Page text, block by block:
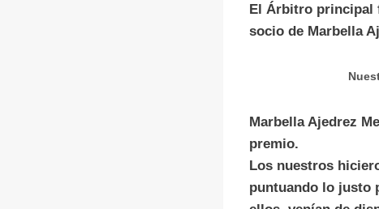
El Árbitro principal
socio de Marbella
Marbella Ajedrez
premio.
Los nuestros
puntuando lo justo